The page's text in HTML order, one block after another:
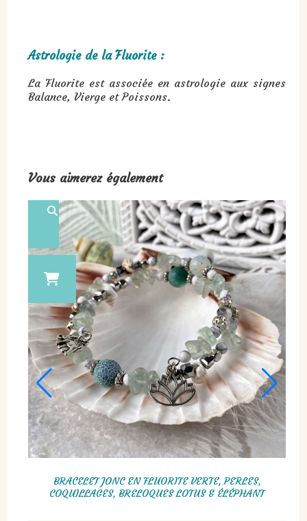
Astrologie de la Fluorite :
La Fluorite est associée en astrologie aux signes
Balance, Vierge et Poissons.
Vous aimerez également
BOUCLES D’OREILLES CRÉOLES EN AIGUE-MARINE